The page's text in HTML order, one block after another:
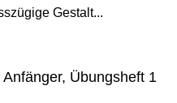
Gestalt...
Übungsheft 1